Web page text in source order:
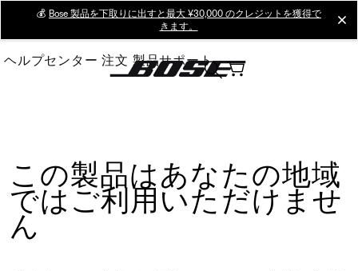
Main
💰 Bose 製品を下取りに出すと最大 ¥30,000 のクレジットを獲得で
きます。
ヘルプセンター 注文 製品サポート
この製品はあなたの地域
ではご利用いただけませ
ん